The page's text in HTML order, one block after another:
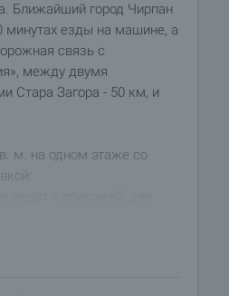
Ближайший город Чирпан
минутах езды на машине, а
связь с
между двумя
Стара Загора - 50 км, и
м. на одном этаже со
помещения, которые